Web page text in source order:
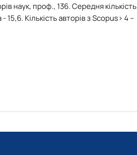
наук, проф., 136. Середня кількість
15,6. Кількість авторів з Scopus> 4 –